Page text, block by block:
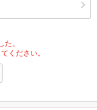
。
ください。